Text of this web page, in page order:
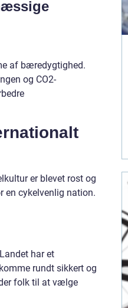
af bæredygtighed.
og CO2-
er blevet rost og
en cykelvenlig nation.
har et
rundt sikkert og
folk til at vælge